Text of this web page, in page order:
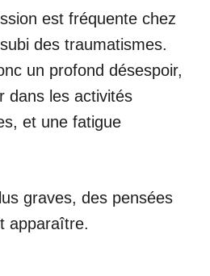
est fréquente chez
des traumatismes.
un profond désespoir,
dans les activités
et une fatigue
graves, des pensées
apparaître.